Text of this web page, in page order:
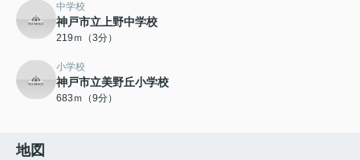
中学校
神戸市立上野中学校
219ｍ（3分）
小学校
神戸市立美野丘小学校
683ｍ（9分）
地図